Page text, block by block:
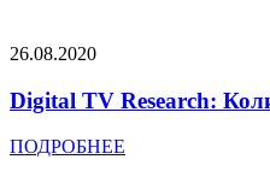
26.08.2020
Digital TV Research:
ПОДРОБНЕЕ